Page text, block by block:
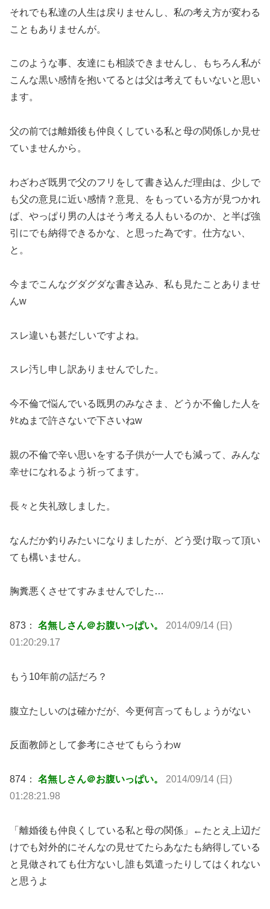
それでも私達の人生は戻りませんし、私の考え方が変わる
こともありませんが。
このような事、友達にも相談できませんし、もちろん私が
こんな黒い感情を抱いてるとは父は考えてもいないと思い
ます。
父の前では離婚後も仲良くしている私と母の関係しか見せ
ていませんから。
わざわざ既男で父のフリをして書き込んだ理由は、少しで
も父の意見に近い感情？意見、をもっている方が見つかれ
ば、やっぱり男の人はそう考える人もいるのか、と半ば強
引にでも納得できるかな、と思った為です。仕方ない、
と。
今までこんなグダグダな書き込み、私も見たことありませ
んw
スレ違いも甚だしいですよね。
スレ汚し申し訳ありませんでした。
今不倫で悩んでいる既男のみなさま、どうか不倫した人を
ﾀﾋぬまで許さないで下さいねw
親の不倫で辛い思いをする子供が一人でも減って、みんな
幸せになれるよう祈ってます。
長々と失礼致しました。
なんだか釣りみたいになりましたが、どう受け取って頂い
ても構いません。
胸糞悪くさせてすみませんでした…
873： 名無しさん＠お腹いっぱい。 2014/09/14 (日)
01:20:29.17
もう10年前の話だろ？
腹立たしいのは確かだが、今更何言ってもしょうがない
反面教師として参考にさせてもらうわw
874： 名無しさん＠お腹いっぱい。 2014/09/14 (日)
01:28:21.98
「離婚後も仲良くしている私と母の関係」←たとえ上辺だ
けでも対外的にそんなの見せてたらあなたも納得している
と見做されても仕方ないし誰も気遣ったりしてはくれない
と思うよ